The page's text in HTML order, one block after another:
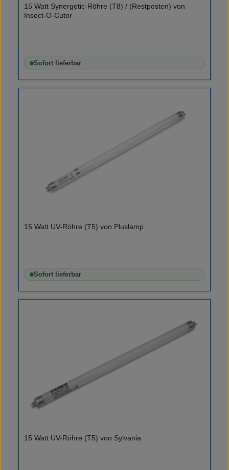
15 Watt Synergetic-Röhre (T8) / (Restposten) von
Insect-O-Cutor
Sofort lieferbar
15 Watt UV-Röhre (T5) von Pluslamp
Sofort lieferbar
15 Watt UV-Röhre (T5) von Sylvania